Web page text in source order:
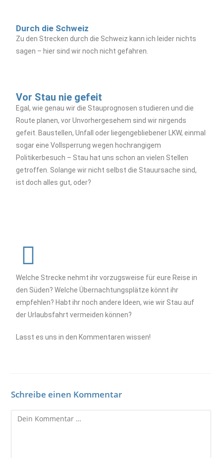
Durch die Schweiz
Zu den Strecken durch die Schweiz kann ich leider nichts
sagen – hier sind wir noch nicht gefahren.
Vor Stau nie gefeit
Egal, wie genau wir die Stauprognosen studieren und die
Route planen, vor Unvorhergesehem sind wir nirgends
gefeit. Baustellen, Unfall oder liegengebliebener LKW, einmal
sogar eine Vollsperrung wegen hochrangigem
Politikerbesuch – Stau hat uns schon an vielen Stellen
getroffen. Solange wir nicht selbst die Stauursache sind,
ist doch alles gut, oder?
Welche Strecke nehmt ihr vorzugsweise für eure Reise in
den Süden? Welche Übernachtungsplätze könnt ihr
empfehlen? Habt ihr noch andere Ideen, wie wir Stau auf
der Urlaubsfahrt vermeiden können?
Lasst es uns in den Kommentaren wissen!
Schreibe einen Kommentar